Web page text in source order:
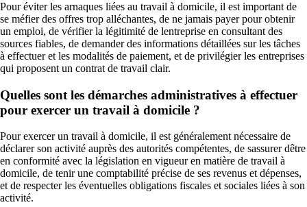
Pour éviter les arnaques liées au travail à domicile, il est important de
se méfier des offres trop alléchantes, de ne jamais payer pour obtenir
un emploi, de vérifier la légitimité de lentreprise en consultant des
sources fiables, de demander des informations détaillées sur les tâches
à effectuer et les modalités de paiement, et de privilégier les entreprises
qui proposent un contrat de travail clair.
Quelles sont les démarches administratives à effectuer
pour exercer un travail à domicile ?
Pour exercer un travail à domicile, il est généralement nécessaire de
déclarer son activité auprès des autorités compétentes, de sassurer dêtre
en conformité avec la législation en vigueur en matière de travail à
domicile, de tenir une comptabilité précise de ses revenus et dépenses,
et de respecter les éventuelles obligations fiscales et sociales liées à son
activité.